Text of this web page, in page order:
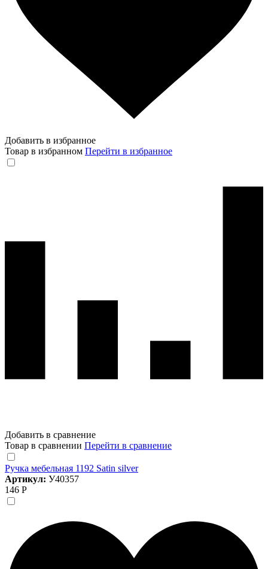
Добавить в избранное
Товар в избранном Перейти в избранное
Добавить в сравнение
Товар в сравнении Перейти в сравнение
Ручка мебельная 1192 Satin silver
Артикул: У40357
146 Р